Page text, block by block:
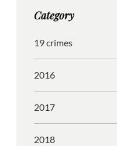
r
m
o
Category
19 crimes
2016
2017
2018